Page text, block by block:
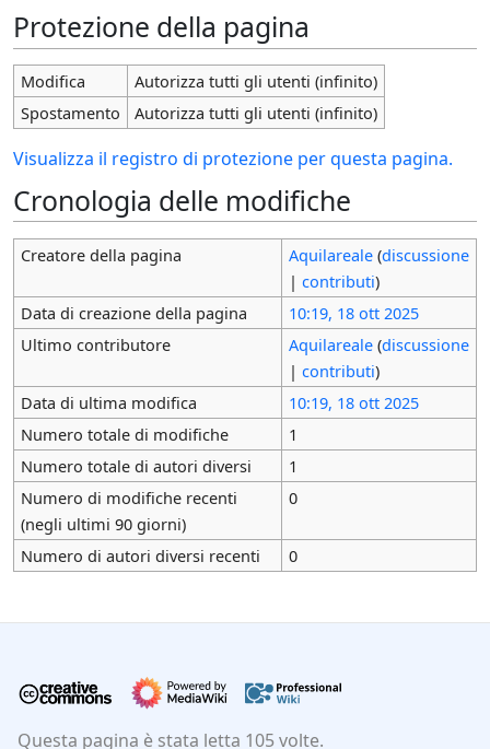
Protezione della pagina
Modifica
Autorizza tutti gli utenti (infinito)
Spostamento
Autorizza tutti gli utenti (infinito)
Visualizza il registro di protezione per questa pagina.
Cronologia delle modifiche
Creatore della pagina Aquilareale (discussione
| contributi)
Data di creazione della pagina
10:19, 18 ott 2025
Ultimo contributore
Aquilareale (discussione
| contributi)
Data di ultima modifica
10:19, 18 ott 2025
Numero totale di modifiche
1
Numero totale di autori diversi
1
Numero di modifiche recenti
(negli ultimi 90 giorni)
0
Numero di autori diversi recenti 0
Questa pagina è stata letta 105 volte.